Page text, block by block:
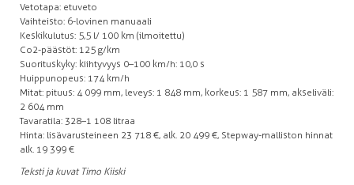
Vetotapa: etuveto
Vaihteisto: 6-lovinen manuaali
Keskikulutus: 5,5 l/ 100 km (ilmoitettu)
Co2-päästöt: 125 g/km
Suorituskyky: kiihtyvyys 0–100 km/h: 10,0 s
Huippunopeus: 174 km/h
Mitat: pituus: 4 099 mm, leveys: 1 848 mm, korkeus: 1 587 mm, akseliväli:
2 604 mm
Tavaratila: 328–1 108 litraa
Hinta: lisävarusteineen 23 718 €, alk. 20 499 €, Stepway-malliston hinnat
alk. 19 399 €
Teksti ja kuvat Timo Kiiski